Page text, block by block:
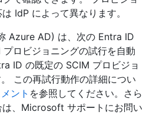
IdP によって異なります。
Azure AD) は、次の Entra ID
ロビジョニングの試行を自動
ID の既定の SCIM プロビジョ
この再試行動作の詳細につい
ント を参照してください。さら
は、Microsoft サポートにお問い